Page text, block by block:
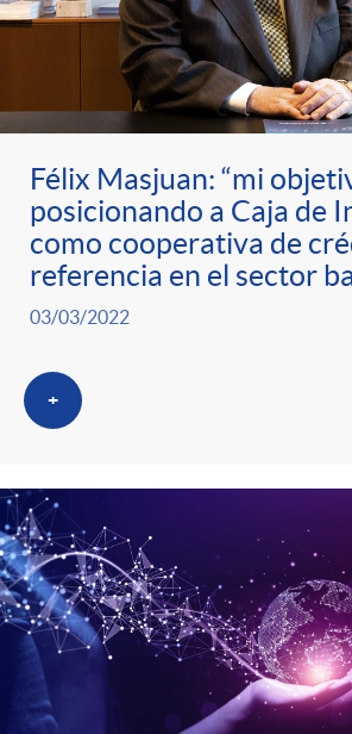
p
r
e
n
a
g
o
r
í
s
a
F
i
t
r
o
d
c
o
n
t
e
n
i
d
Félix Masjuan: “mi
posicionando a Caja de
como cooperativa de
referencia en el sector
03/03/2022
+